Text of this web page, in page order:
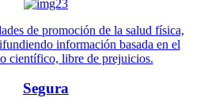
de promoción de la salud física,
información basada en el
científico, libre de prejuicios.
Segura